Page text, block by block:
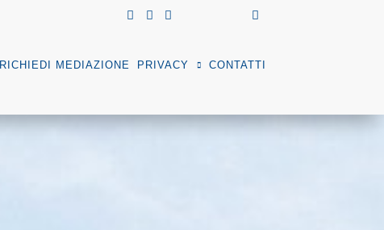
RICHIEDI MEDIAZIONE PRIVACY CONTATTI